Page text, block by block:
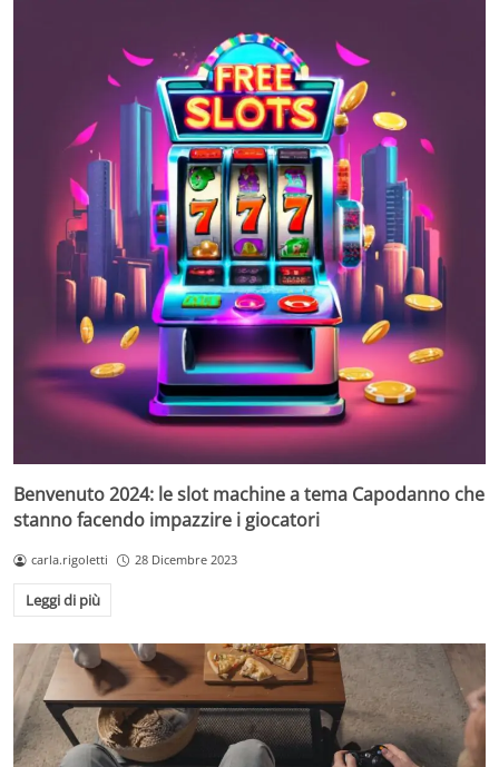
Benvenuto 2024: le slot machine a tema Capodanno che
stanno facendo impazzire i giocatori
carla.rigoletti 28 Dicembre 2023
Leggi di più